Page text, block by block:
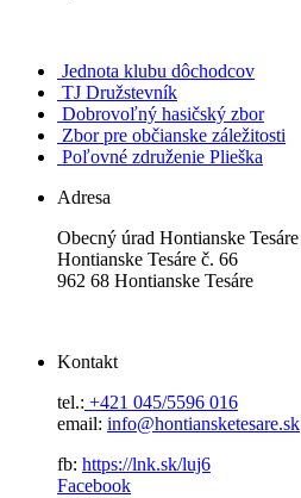
Jednota klubu dôchodcov
TJ Družstevník
Dobrovoľný hasičský zbor
Zbor pre občianske záležitosti
Poľovné združenie Plieška
Adresa
Obecný úrad Hontianske Tesáre
Hontianske Tesáre č. 66
962 68 Hontianske Tesáre
Kontakt
tel.: +421 045/5596 016
email: info@hontiansketesare.sk
fb: https://lnk.sk/luj6
Facebook